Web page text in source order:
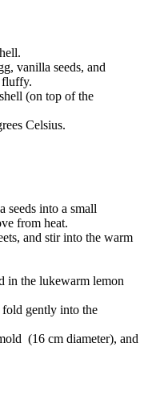
vanilla seeds, and
fluffy.
(on top of the
Celsius.
seeds into a small
from heat.
and stir into the warm
in the lukewarm lemon
fold gently into the
(16 cm diameter), and